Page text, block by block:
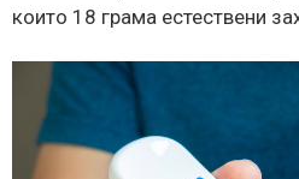
които 18 грама естествени